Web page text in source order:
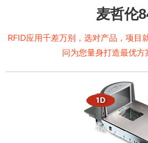
麦哲伦
RFID应用千差万别，选对产品，项目
问为您量身打造最优方